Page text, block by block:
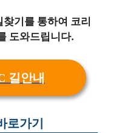
기를 통하여 코리
도와드립니다.
길안내
로가기